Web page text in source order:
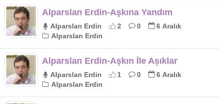
Alparslan Erdin-Aşkına Yandım
Alparslan Erdin 2 0
6 Aralık
Alparslan Erdin
Alparslan Erdin-Aşkın İle Aşıklar
Alparslan Erdin 1 0
6 Aralık
Alparslan Erdin